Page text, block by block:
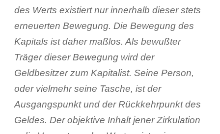
des Werts existiert nur innerhalb dieser stets
erneuerten Bewegung. Die Bewegung des
Kapitals ist daher maßlos. Als bewußter
Träger dieser Bewegung wird der
Geldbesitzer zum Kapitalist. Seine Person,
oder vielmehr seine Tasche, ist der
Ausgangspunkt und der Rückkehrpunkt des
Geldes. Der objektive Inhalt jener Zirkulation